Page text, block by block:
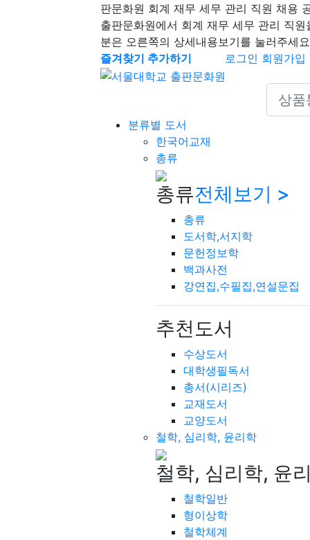
판문화원 회계 재무 세무 관리 직원 채용
출판문화원에서 회계 재무 세무 관리 직
분은 오른쪽의 상세내용보기를 눌러주세
즐겨찾기 추가하기
로그인 회원가입
Search
분류별 도서
한국어교재
총류
총류전체보기 >
총류
도서학,서지학
문헌정보학
백과사전
강연집,수필집,연설문집
추천도서
수상도서
대학생필독서
총서(시리즈)
교재도서
교양도서
철학, 심리학, 윤리학
철학, 심리학, 윤
철학일반
형이상학
철학체계